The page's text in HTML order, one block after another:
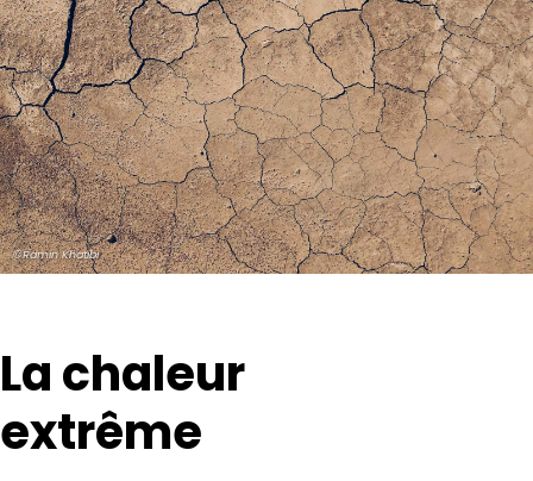
©Ramin Khatibi
La chaleur
extrême